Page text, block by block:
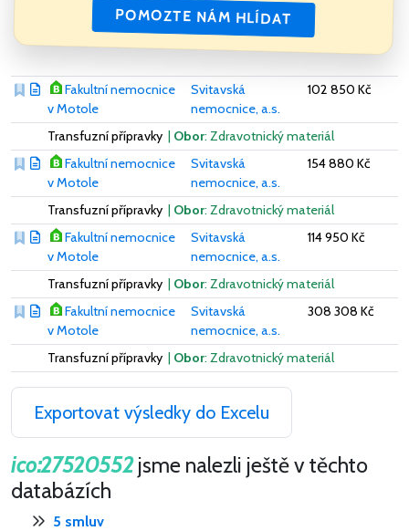
POMOZTE NÁM HLÍDAT
Fakultní nemocnice
v Motole
Svitavská
nemocnice, a.s.
102 850 Kč
Transfuzní přípravky | Obor: Zdravotnický materiál
Fakultní nemocnice
v Motole
Svitavská
nemocnice, a.s.
154 880 Kč
Transfuzní přípravky | Obor: Zdravotnický materiál
Fakultní nemocnice
v Motole
Svitavská
nemocnice, a.s.
114 950 Kč
Transfuzní přípravky | Obor: Zdravotnický materiál
Fakultní nemocnice
v Motole
Svitavská
nemocnice, a.s.
308 308 Kč
Transfuzní přípravky | Obor: Zdravotnický materiál
Exportovat výsledky do Excelu
ico:27520552jsme nalezli ještě v těchto
databázích
5 smluv